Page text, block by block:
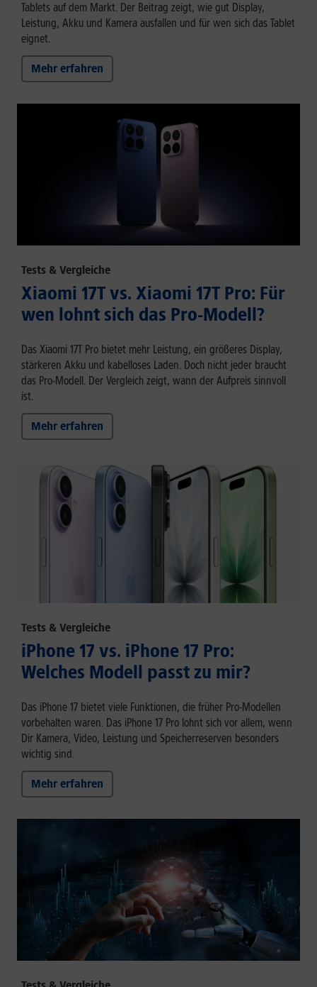
Tablets auf dem Markt. Der Beitrag zeigt, wie gut Display,
Leistung, Akku und Kamera ausfallen und für wen sich das Tablet
eignet.
Mehr erfahren
Tests & Vergleiche
Xiaomi 17T vs. Xiaomi 17T Pro: Für
wen lohnt sich das Pro-Modell?
Das Xiaomi 17T Pro bietet mehr Leistung, ein größeres Display,
stärkeren Akku und kabelloses Laden. Doch nicht jeder braucht
das Pro-Modell. Der Vergleich zeigt, wann der Aufpreis sinnvoll
ist.
Mehr erfahren
Tests & Vergleiche
iPhone 17 vs. iPhone 17 Pro:
Welches Modell passt zu mir?
Das iPhone 17 bietet viele Funktionen, die früher Pro-Modellen
vorbehalten waren. Das iPhone 17 Pro lohnt sich vor allem, wenn
Dir Kamera, Video, Leistung und Speicherreserven besonders
wichtig sind.
Mehr erfahren